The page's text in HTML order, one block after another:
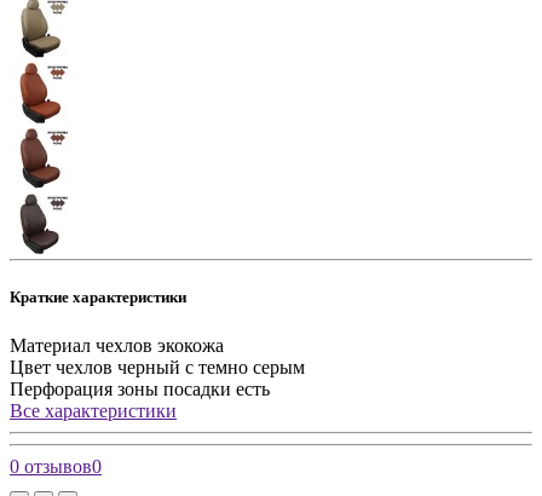
Краткие характеристики
Материал чехлов экокожа
Цвет чехлов черный с темно серым
Перфорация зоны посадки есть
Все характеристики
0 отзывов0